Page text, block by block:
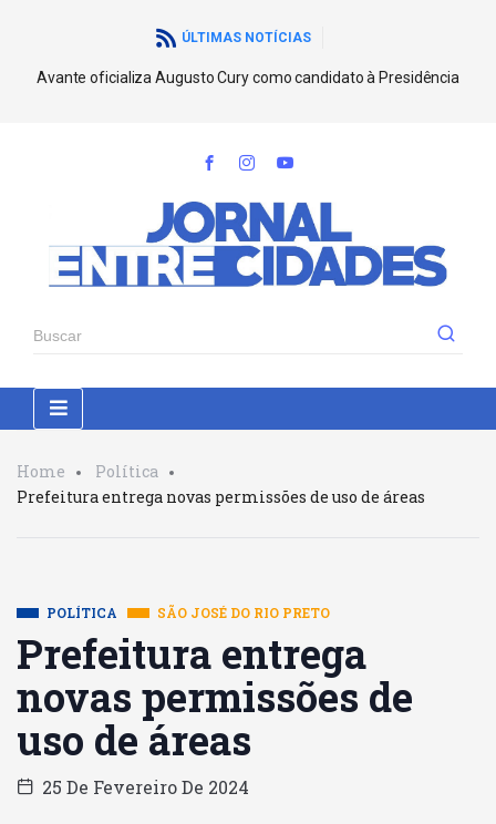
ÚLTIMAS NOTÍCIAS
Avante oficializa Augusto Cury como candidato à Presidência
Home
Política
Prefeitura entrega novas permissões de uso de áreas
POLÍTICA SÃO JOSÉ DO RIO PRETO
Prefeitura entrega
novas permissões de
uso de áreas
25 De Fevereiro De 2024